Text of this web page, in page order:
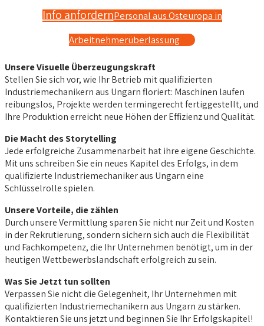
Info anfordernPersonal aus Osteuropa in
Arbeitnehmerüberlassung
Unsere Visuelle Überzeugungskraft
Stellen Sie sich vor, wie Ihr Betrieb mit qualifizierten
Industriemechanikern aus Ungarn floriert: Maschinen laufen
reibungslos, Projekte werden termingerecht fertiggestellt, und
Ihre Produktion erreicht neue Höhen der Effizienz und Qualität.
Die Macht des Storytelling
Jede erfolgreiche Zusammenarbeit hat ihre eigene Geschichte.
Mit uns schreiben Sie ein neues Kapitel des Erfolgs, in dem
qualifizierte Industriemechaniker aus Ungarn eine
Schlüsselrolle spielen.
Unsere Vorteile, die zählen
Durch unsere Vermittlung sparen Sie nicht nur Zeit und Kosten
in der Rekrutierung, sondern sichern sich auch die Flexibilität
und Fachkompetenz, die Ihr Unternehmen benötigt, um in der
heutigen Wettbewerbslandschaft erfolgreich zu sein.
Was Sie Jetzt tun sollten
Verpassen Sie nicht die Gelegenheit, Ihr Unternehmen mit
qualifizierten Industriemechanikern aus Ungarn zu stärken.
Kontaktieren Sie uns jetzt und beginnen Sie Ihr Erfolgskapitel!